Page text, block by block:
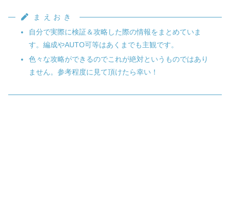
まえおき
自分で実際に検証＆攻略した際の情報をまとめていま
す。編成やAUTO可等はあくまでも主観です。
色々な攻略ができるのでこれが絶対というものではあり
ません。参考程度に見て頂けたら幸い！